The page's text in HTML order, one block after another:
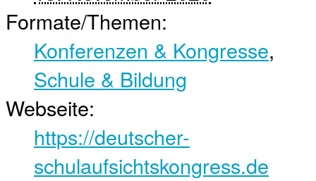
Formate/Themen:
Konferenzen & Kongresse,
Schule & Bildung
Webseite:
https://deutscher-
schulaufsichtskongress.de